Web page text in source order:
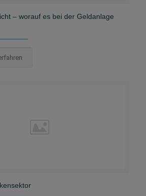
– worauf es bei der Geldanlage